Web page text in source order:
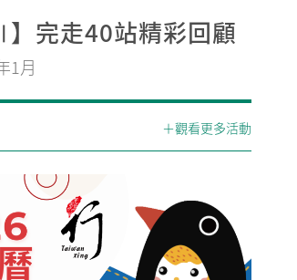
】完走40站精彩回顧
1月
＋觀看更多活動